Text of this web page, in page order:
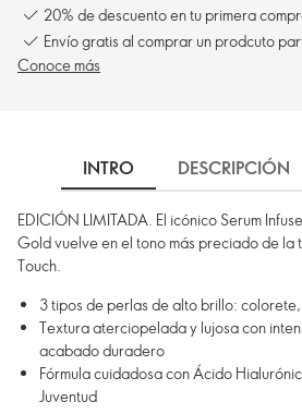
20% de descuento en tu primera
Envío gratis al comprar un prodcuto
Conoce más
INTRO DESCRIPCIÓN
EDICIÓN LIMITADA. El icónico Serum
Gold vuelve en el tono más preciado de
Touch.
3 tipos de perlas de alto brillo:
Textura aterciopelada y lujosa con
acabado duradero
Fórmula cuidadosa con Ácido
Juventud